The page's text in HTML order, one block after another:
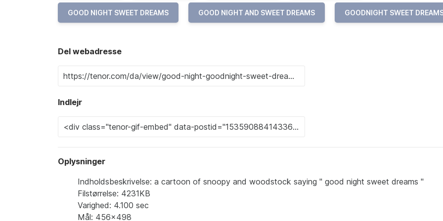
GOOD NIGHT SWEET DREAMS GOOD NIGHT AND SWEET DREAMS GOODNIGHT SWEET
Del webadresse
Indlejr
Oplysninger
Indholdsbeskrivelse: a cartoon of snoopy and woodstock saying " good night sweet dreams "
Filstørrelse: 4231KB
Varighed: 4.100 sec
Mål: 456x498